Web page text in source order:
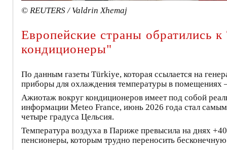
© REUTERS / Valdrin Xhemaj
Европейские страны обратились
кондиционеры"
По данным газеты Türkiye, которая ссылается на
приборы для охлаждения температуры в помещениях
Ажиотаж вокруг кондиционеров имеет под собой
информации Meteo France, июнь 2026 года стал
четыре градуса Цельсия.
Температура воздуха в Париже превысила на днях
пенсионеры, которым трудно переносить